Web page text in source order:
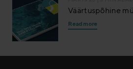
Väärtuspõhine
Read more